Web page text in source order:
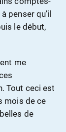
penser qu’il
le début,
me
Tout ceci est
mois de ce
de